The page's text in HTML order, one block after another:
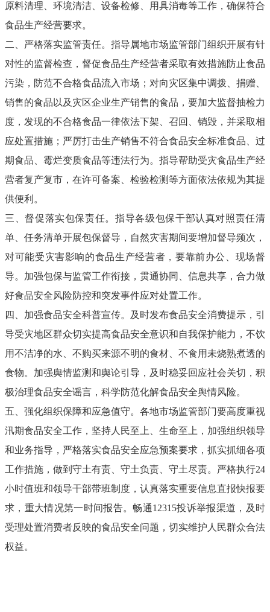
原料清理、环境清洁、设备检修、用具消毒等工作，确保符合
食品生产经营要求。
二、严格落实监管责任。指导属地市场监管部门组织开展有针
对性的监督检查，督促食品生产经营者采取有效措施防止食品
污染，防范不合格食品流入市场；对向灾区集中调拨、捐赠、
销售的食品以及灾区企业生产销售的食品，要加大监督抽检力
度，发现的不合格食品一律依法下架、召回、销毁，并采取相
应处置措施；严厉打击生产销售不符合食品安全标准食品、过
期食品、霉烂变质食品等违法行为。指导帮助受灾食品生产经
营者复产复市，在许可备案、检验检测等方面依法依规为其提
供便利。
三、督促落实包保责任。指导各级包保干部认真对照责任清
单、任务清单开展包保督导，自然灾害期间要增加督导频次，
对可能受灾害影响的食品生产经营者，要靠前办公、现场督
导。加强包保与监管工作衔接，贯通协同、信息共享，合力做
好食品安全风险防控和突发事件应对处置工作。
四、加强食品安全科普宣传。及时发布食品安全消费提示，引
导受灾地区群众切实提高食品安全意识和自我保护能力，不饮
用不洁净的水、不购买来源不明的食材、不食用未烧熟煮透的
食物。加强舆情监测和舆论引导，及时稳妥回应社会关切，积
极治理食品安全谣言，科学防范化解食品安全舆情风险。
五、强化组织保障和应急值守。各地市场监管部门要高度重视
汛期食品安全工作，坚持人民至上、生命至上，加强组织领导
和业务指导，严格落实食品安全应急预案要求，抓实抓细各项
工作措施，做到守土有责、守土负责、守土尽责。严格执行24
小时值班和领导干部带班制度，认真落实重要信息直报快报要
求，重大情况第一时间报告。畅通12315投诉举报渠道，及时
受理处置消费者反映的食品安全问题，切实维护人民群众合法
权益。